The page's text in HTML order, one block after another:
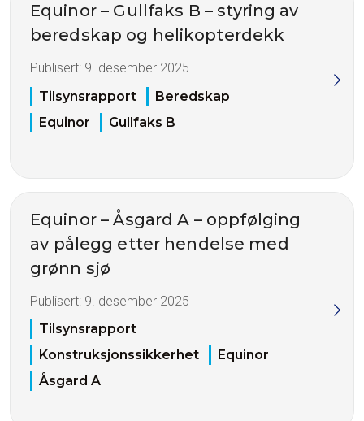
Equinor – Gullfaks B – styring av
beredskap og helikopterdekk
Publisert: 9. desember 2025
Tilsynsrapport
Beredskap
Equinor
Gullfaks B
Equinor – Åsgard A – oppfølging
av pålegg etter hendelse med
grønn sjø
Publisert: 9. desember 2025
Tilsynsrapport
Konstruksjonssikkerhet
Equinor
Åsgard A